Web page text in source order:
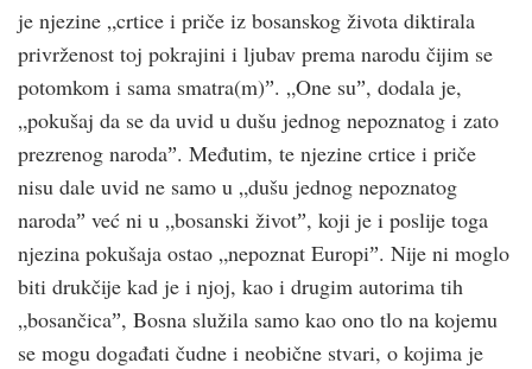
je njezine „crtice i priče iz bosanskog života diktirala
privrženost toj pokrajini i ljubav prema narodu čijim se
potomkom i sama smatra(m)ˮ. „One suˮ, dodala je,
„pokušaj da se da uvid u dušu jednog nepoznatog i zato
prezrenog narodaˮ. Međutim, te njezine crtice i priče
nisu dale uvid ne samo u „dušu jednog nepoznatog
narodaˮ već ni u „bosanski životˮ, koji je i poslije toga
njezina pokušaja ostao „nepoznat Europiˮ. Nije ni moglo
biti drukčije kad je i njoj, kao i drugim autorima tih
„bosančicaˮ, Bosna služila samo kao ono tlo na kojemu
se mogu događati čudne i neobične stvari, o kojima je